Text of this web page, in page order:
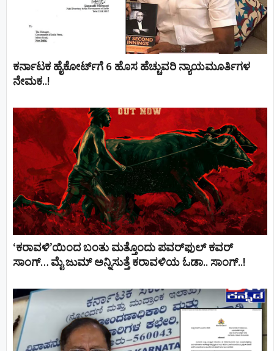
ಕರ್ನಾಟಕ ಹೈಕೋರ್ಟ್‌ಗೆ 6 ಹೊಸ ಹೆಚ್ಚುವರಿ ನ್ಯಾಯಮೂರ್ತಿಗಳ
ನೇಮಕ..!
‘ಕರಾವಳಿ’ಯಿಂದ ಬಂತು ಮತ್ತೊಂದು ಪವರ್‌ಫುಲ್ ಕವರ್
ಸಾಂಗ್… ಮೈ ಜುಮ್ ಅನ್ನಿಸುತ್ತೆ ಕರಾವಳಿಯ ಓಡಾ.. ಸಾಂಗ್‌..!